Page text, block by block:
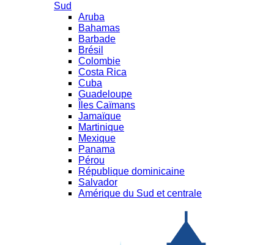
Sud
Aruba
Bahamas
Barbade
Brésil
Colombie
Costa Rica
Cuba
Guadeloupe
Îles Caïmans
Jamaïque
Martinique
Mexique
Panama
Pérou
République dominicaine
Salvador
Amérique du Sud et centrale